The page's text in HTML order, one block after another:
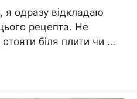
одразу відкладаю
рецепта. Не
стояти біля плити чи …